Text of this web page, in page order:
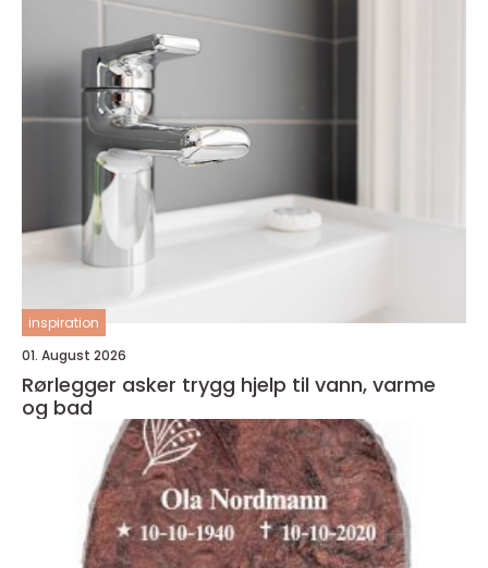
inspiration
01. August 2026
Rørlegger asker trygg hjelp til vann, varme
og bad